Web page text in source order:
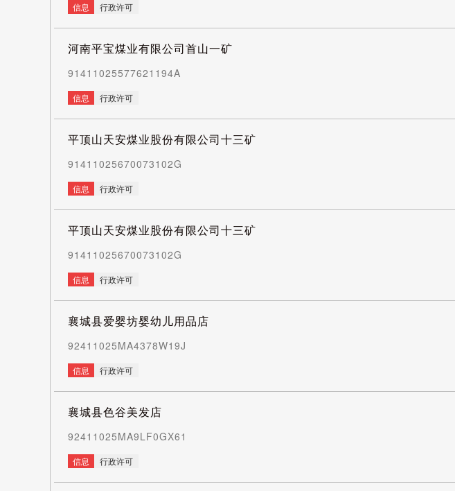
信息 行政许可
河南平宝煤业有限公司首山一矿
91411025577621194A
信息 行政许可
平顶山天安煤业股份有限公司十三矿
91411025670073102G
信息 行政许可
平顶山天安煤业股份有限公司十三矿
91411025670073102G
信息 行政许可
襄城县爱婴坊婴幼儿用品店
92411025MA4378W19J
信息 行政许可
襄城县色谷美发店
92411025MA9LF0GX61
信息 行政许可